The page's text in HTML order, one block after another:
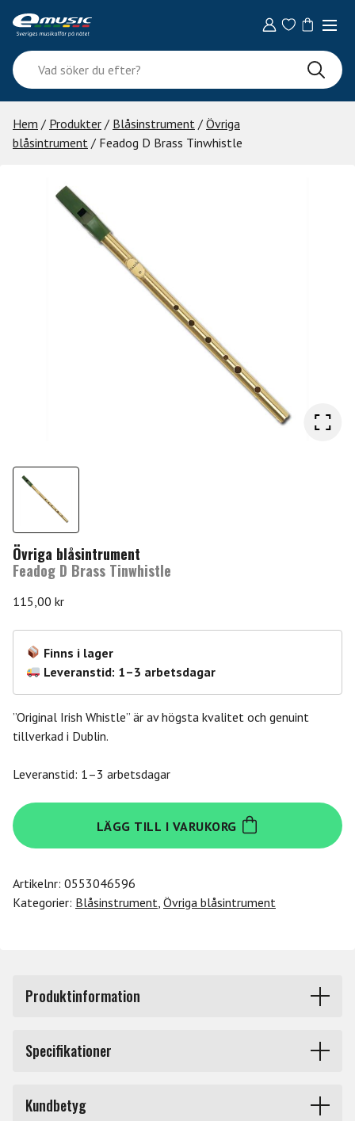
content
Vad
söker
du
efter?
Hem / Produkter / Blåsinstrument / Övriga
blåsintrument / Feadog D Brass Tinwhistle
Övriga blåsintrument
Feadog D Brass Tinwhistle
115,00 kr
Finns i lager
Leveranstid: 1–3 arbetsdagar
”Original Irish Whistle” är av högsta kvalitet och genuint
tillverkad i Dublin.
Leveranstid: 1–3 arbetsdagar
Feadog
D
Brass
mängd
LÄGG TILL I VARUKORG
Artikelnr: 0553046596
Kategorier: Blåsinstrument Övriga blåsintrument
Produktinformation
utmärkt instrument att börja spela på. Tonart D.
Specifikationer
Kundbetyg